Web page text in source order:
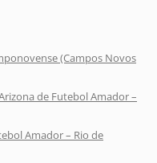
(Campos Novos
de Futebol Amador –
Amador – Rio de